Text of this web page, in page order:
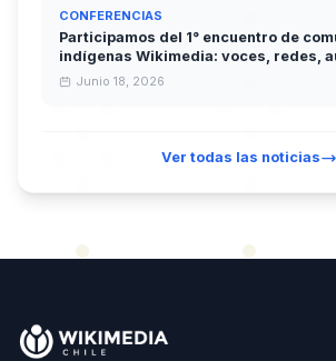
CONFERENCIAS
Participamos del 1° encuentro de
indígenas Wikimedia: voces, redes,
Junio 18, 2026
Ver todas las noticias